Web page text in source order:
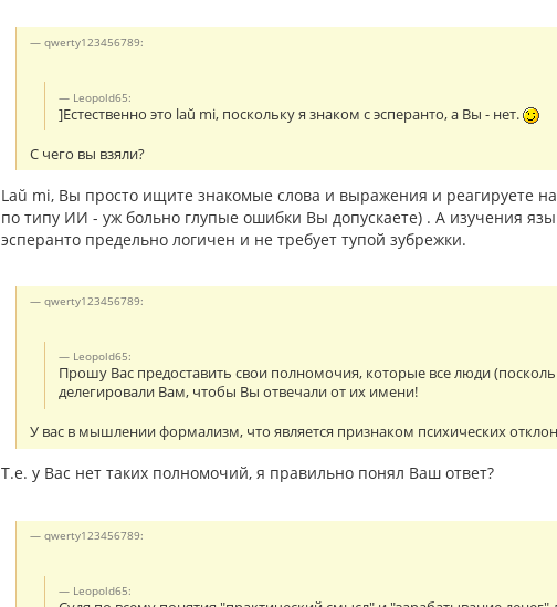
qwerty123456789:
Leopold65:
]Естественно это laŭ mi, поскольку я знаком с эсперанто, а Вы - нет.
С чего вы взяли?
Laŭ mi, Вы просто ищите знакомые слова и выражения и реагируете
по типу ИИ - уж больно глупые ошибки Вы допускаете) . А изучения
эсперанто предельно логичен и не требует тупой зубрежки.
qwerty123456789:
Leopold65:
Прошу Вас предоставить свои полномочия, которые все люди
делегировали Вам, чтобы Вы отвечали от их имени!
У вас в мышлении формализм, что является признаком психических
Т.е. у Вас нет таких полномочий, я правильно понял Ваш ответ?
qwerty123456789:
Leopold65: